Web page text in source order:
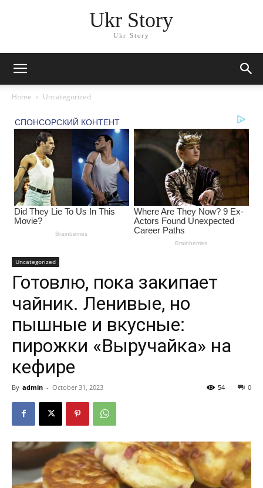
Ukr Story
Ukr Story
Home Uncategorized
Uncategorized
Готовлю, пока закипает
чайник. Ленивые, но
пышные и вкусные:
пирожки «Выручайка» на
кефире
By admin - October 31, 2023 0
54